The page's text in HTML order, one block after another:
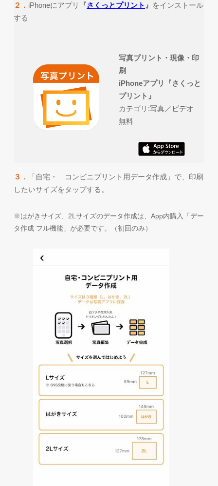
２． iPhoneにアプリ 『さくっとプリント 』
をインストール
する
写真プリント・現像・印
刷
iPhoneアプリ『さくっと
プリント』
カテゴリ:写真／ビデオ
無料
３．
「自宅・ コンビニプリント用データ作成」で、印刷
したいサイズをタップする。
※はがきサイズ、2Lサイズのデータ作成は、App内購入「デー
タ作成 フル機能」が必要です。（初回のみ）